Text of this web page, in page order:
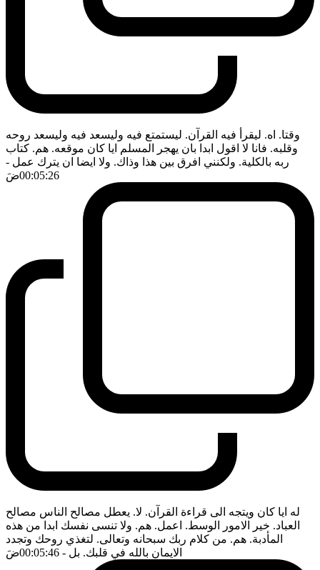
وقتا. اه. ليقرأ فيه القرآن. ليستمتع فيه وليسعد فيه وليسعد روحه
وقلبه. فانا لا اقول ابدا بان يهجر المسلم ايا كان موقعه. هم. كتاب
ربه بالكلية. ولكنني افرق بين هذا وذاك. ولا ايضا ان يترك عمل -
00:05:26ضَ
له ايا كان ويتجه الى قراءة القرآن. لا. يعطل مصالح الناس مصالح
العباد. خير الامور الوسط. اعمل. هم. ولا تنسى نفسك ابدا من هذه
المأدبة. هم. من كلام ربك سبحانه وتعالى. لتغذي روحك وتجدد
الايمان بالله في قلبك. بل - 00:05:46 ضَ